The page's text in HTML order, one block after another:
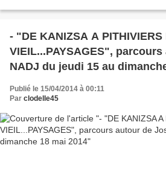
- "DE KANIZSA A PITHIVIERS
VIEIL...PAYSAGES",
NADJ du jeudi 15 au
Publié le 15/04/2014 à 00:11
Par clodelle45